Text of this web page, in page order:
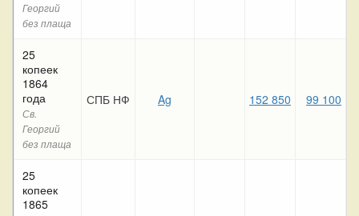
Георгий
без плаща
25
копеек
1864
года
Св.
Георгий
без плаща
СПБ НФ Ag 152 850 99 100
25
копеек
1865